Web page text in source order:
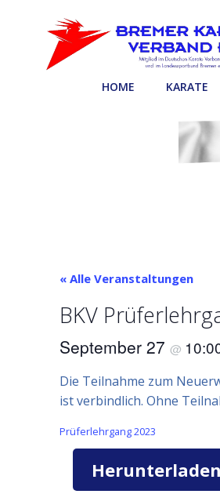
HOME KARATE
« Alle Veranstaltungen
BKV
September 27 @
Die Teilnahme zum
ist verbindlich. Ohne
Prüferlehrgang 2023
Herunterladen